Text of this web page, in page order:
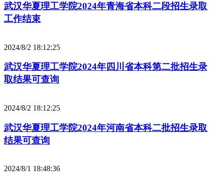
武汉华夏理工学院2024年青海省本科二段招生录取
工作结束
2024/8/2 18:12:25
武汉华夏理工学院2024年四川省本科第二批招生录
取结果可查询
2024/8/2 18:12:25
武汉华夏理工学院2024年河南省本科二批招生录取
结果可查询
2024/8/1 18:48:36